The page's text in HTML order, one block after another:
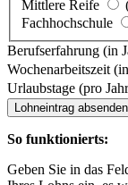
Mittlere Reife
Fachhochschule
Berufserfahrung (in
Wochenarbeitszeit
Urlaubstage (pro
Lohneintrag absenden
So funktionierts:
Geben Sie in das